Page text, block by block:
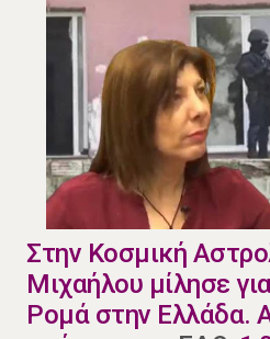
Στην Κοσμική
Μιχαήλου μίλησε
Ρομά στην Ελλάδα.